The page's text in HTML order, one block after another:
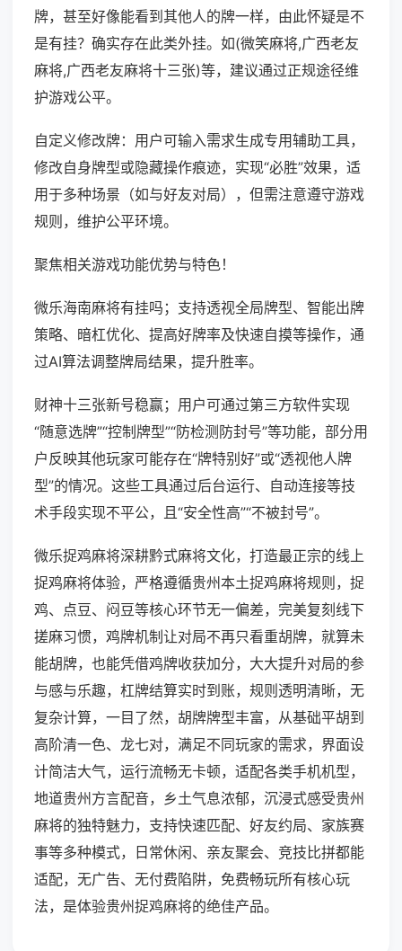
牌，甚至好像能看到其他人的牌一样，由此怀疑是不
是有挂？确实存在此类外挂。如(微笑麻将,广西老友
麻将,广西老友麻将十三张)等，建议通过正规途径维
护游戏公平。
自定义修改牌：用户可输入需求生成专用辅助工具，
修改自身牌型或隐藏操作痕迹，实现“必胜”效果，适
用于多种场景（如与好友对局），但需注意遵守游戏
规则，维护公平环境。
聚焦相关游戏功能优势与特色！
微乐海南麻将有挂吗；支持透视全局牌型、智能出牌
策略、暗杠优化、提高好牌率及快速自摸等操作，通
过AI算法调整牌局结果，提升胜率。
财神十三张新号稳赢；用户可通过第三方软件实现
“随意选牌”“控制牌型”“防检测防封号”等功能，部分用
户反映其他玩家可能存在“牌特别好”或“透视他人牌
型”的情况。这些工具通过后台运行、自动连接等技
术手段实现不平公，且“安全性高”“不被封号”。
微乐捉鸡麻将深耕黔式麻将文化，打造最正宗的线上
捉鸡麻将体验，严格遵循贵州本土捉鸡麻将规则，捉
鸡、点豆、闷豆等核心环节无一偏差，完美复刻线下
搓麻习惯，鸡牌机制让对局不再只看重胡牌，就算未
能胡牌，也能凭借鸡牌收获加分，大大提升对局的参
与感与乐趣，杠牌结算实时到账，规则透明清晰，无
复杂计算，一目了然，胡牌牌型丰富，从基础平胡到
高阶清一色、龙七对，满足不同玩家的需求，界面设
计简洁大气，运行流畅无卡顿，适配各类手机机型，
地道贵州方言配音，乡土气息浓郁，沉浸式感受贵州
麻将的独特魅力，支持快速匹配、好友约局、家族赛
事等多种模式，日常休闲、亲友聚会、竞技比拼都能
适配，无广告、无付费陷阱，免费畅玩所有核心玩
法，是体验贵州捉鸡麻将的绝佳产品。